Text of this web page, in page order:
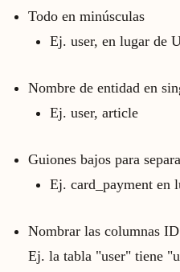
Todo en minúsculas
Ej. user, en lugar de
Nombre de entidad en
Ej. user, article
Guiones bajos para
Ej. card_payment en
Nombrar las columnas
Ej. la tabla "user" tiene